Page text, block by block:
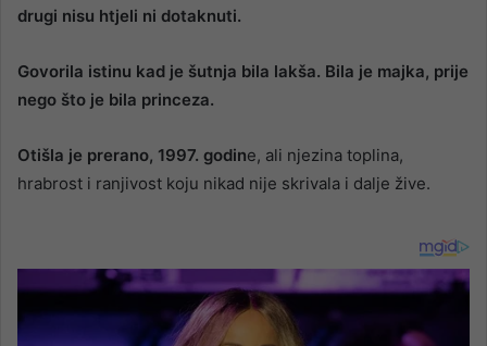
drugi nisu htjeli ni dotaknuti.
Govorila istinu kad je šutnja bila lakša. Bila je majka, prije
nego što je bila princeza.
Otišla je prerano, 1997. godine, ali njezina toplina,
hrabrost i ranjivost koju nikad nije skrivala i dalje žive.